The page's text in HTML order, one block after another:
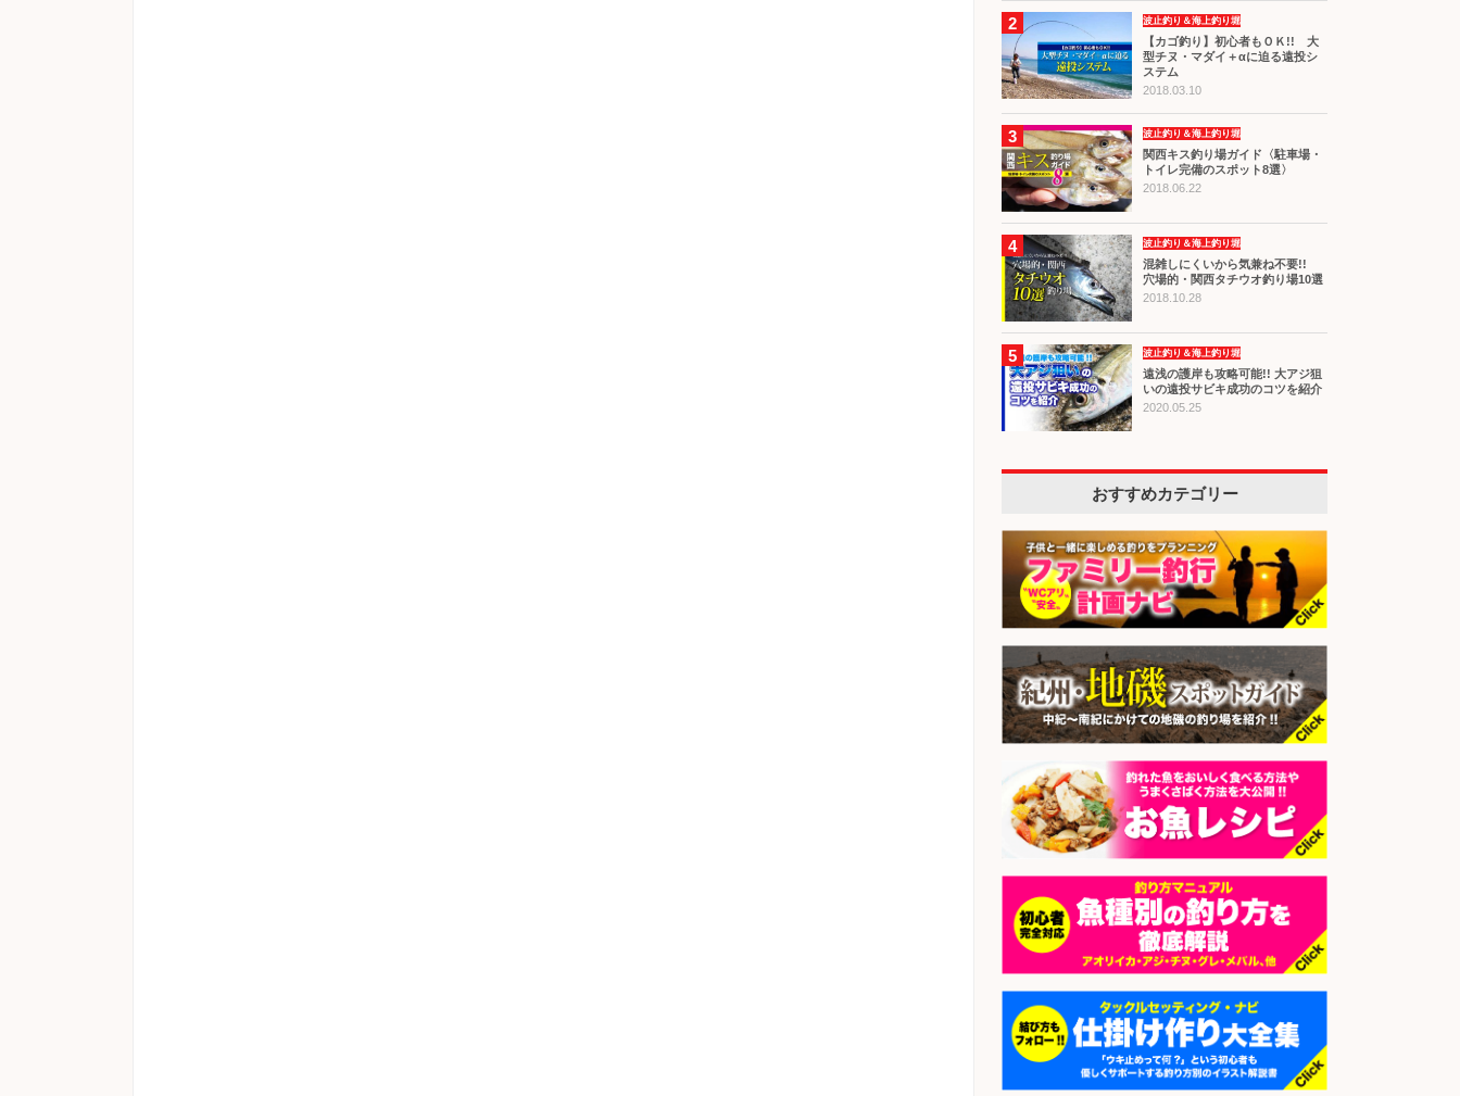
2 波止釣り＆海上釣り堀
【カゴ釣り】初心者もＯＫ!! 大
型チヌ・マダイ＋αに迫る遠投シ
ステム
2018.03.10
3 波止釣り＆海上釣り堀
関西キス釣り場ガイド〈駐車場・
トイレ完備のスポット8選〉
2018.06.22
4 波止釣り＆海上釣り堀
混雑しにくいから気兼ね不要!!
穴場的・関西タチウオ釣り場10選
2018.10.28
5 波止釣り＆海上釣り堀
遠浅の護岸も攻略可能!! 大アジ狙
いの遠投サビキ成功のコツを紹介
2020.05.25
おすすめカテゴリー